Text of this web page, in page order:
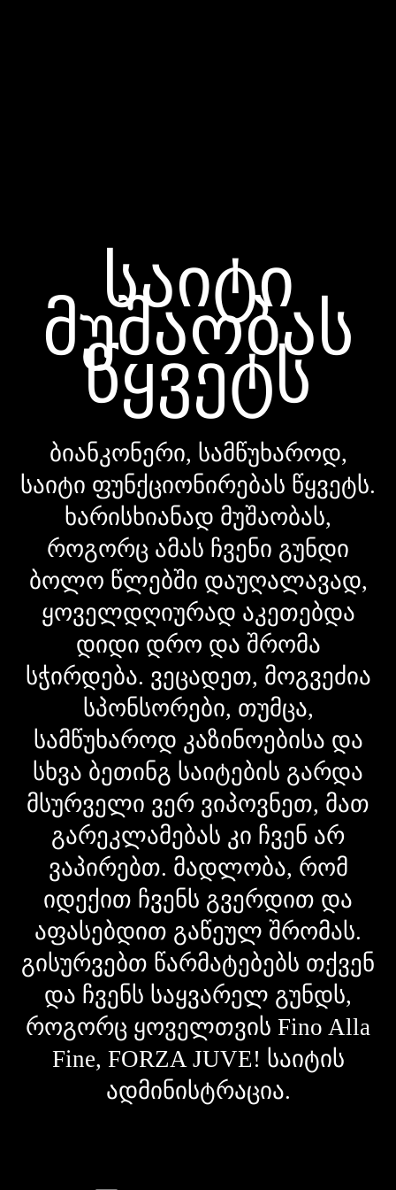
საიტი
მუშაობას
წყვეტს
ბიანკონერი, სამწუხაროდ,
საიტი ფუნქციონირებას წყვეტს.
ხარისხიანად მუშაობას,
როგორც ამას ჩვენი გუნდი
ბოლო წლებში დაუღალავად,
ყოველდღიურად აკეთებდა
დიდი დრო და შრომა
სჭირდება. ვეცადეთ, მოგვეძია
სპონსორები, თუმცა,
სამწუხაროდ კაზინოებისა და
სხვა ბეთინგ საიტების გარდა
მსურველი ვერ ვიპოვნეთ, მათ
გარეკლამებას კი ჩვენ არ
ვაპირებთ. მადლობა, რომ
იდექით ჩვენს გვერდით და
აფასებდით გაწეულ შრომას.
გისურვებთ წარმატებებს თქვენ
და ჩვენს საყვარელ გუნდს,
როგორც ყოველთვის Fino Alla
Fine, FORZA JUVE! საიტის
ადმინისტრაცია.